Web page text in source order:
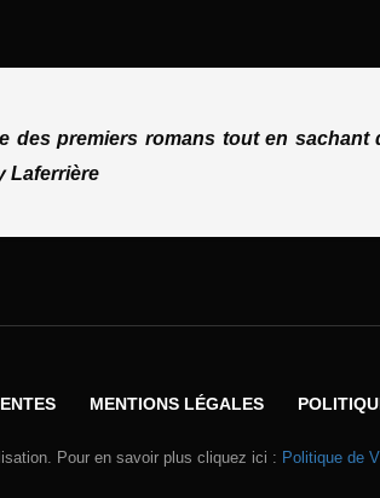
des premiers romans tout en sachant
Laferrière
MENTIONS LÉGALES
Pour en savoir plus cliquez ici : Politique de